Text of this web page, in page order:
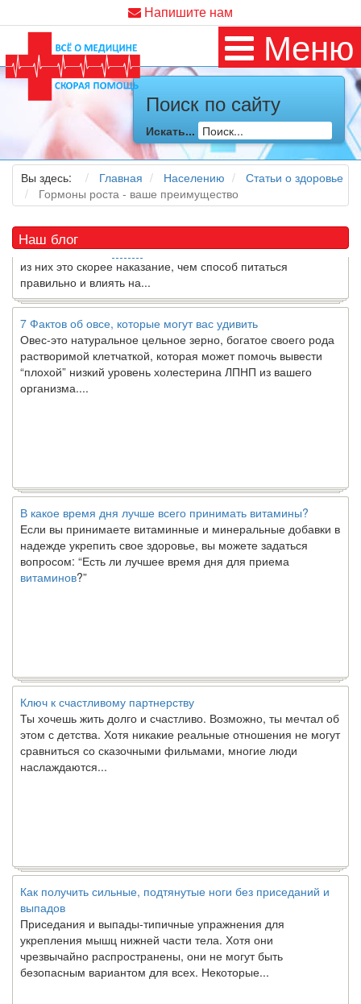
Напишите нам
Меню
Поиск по сайту
Искать...
Вы здесь: Главная Населению
Статьи о здоровье
Гормоны роста - ваше преимущество
Наш блог
Как я заболел во время локдауна?
Это странная ситуация: вы соблюдали все меры
предосторожности COVID-19 (вы почти все время дома),
но, тем не менее, вы каким-то образом простудились. Вы
можете задаться...
5 причин обратить внимание на средиземноморскую диету
Какдиетолог, я вижу, что многие причудливые диеты
приходят в нашу
из них это скорее наказание, чем способ питаться
правильно и влиять на...
Овес-это натуральное цельное зерно, богатое своего рода
растворимой клетчаткой, которая может помочь вывести
“плохой” низкий уровень холестерина ЛПНП из вашего
организма....
Если вы принимаете витаминные и минеральные добавки в
надежде укрепить свое здоровье, вы можете задаться
вопросом: “Есть ли лучшее время дня для приема
витаминов ?”
Ты хочешь жить долго и счастливо. Возможно, ты мечтал об
этом с детства. Хотя никакие реальные отношения не могут
сравниться со сказочными фильмами, многие люди
наслаждаются...
выпадов
Приседания и выпады-типичные упражнения для
укрепления мышц нижней части тела. Хотя они
чрезвычайно распространены, они не могут быть
безопасным вариантом для всех. Некоторые...